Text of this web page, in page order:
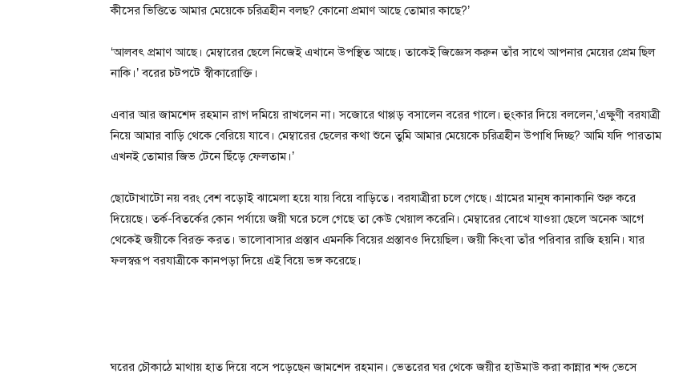
কীসের ভিত্তিতে আমার মেয়েকে চরিত্রহীন বলছ? কোনো প্রমাণ আছে তোমার কাছে?’
‘আলবৎ প্রমাণ আছে। মেম্বারের ছেলে নিজেই এখানে উপস্থিত আছে। তাকেই জিজ্ঞেস করুন তাঁর সাথে আপনার মেয়ের প্রেম ছিল
নাকি।’ বরের চটপটে স্বীকারোক্তি।
এবার আর জামশেদ রহমান রাগ দমিয়ে রাখলেন না। সজোরে থাপ্পড় বসালেন বরের গালে। হুংকার দিয়ে বললেন,’এক্ষুণী বরযাত্রী
নিয়ে আমার বাড়ি থেকে বেরিয়ে যাবে। মেম্বারের ছেলের কথা শুনে তুমি আমার মেয়েকে চরিত্রহীন উপাধি দিচ্ছ? আমি যদি পারতাম
এখনই তোমার জিভ টেনে ছিঁড়ে ফেলতাম।’
ছোটোখাটো নয় বরং বেশ বড়োই ঝামেলা হয়ে যায় বিয়ে বাড়িতে। বরযাত্রীরা চলে গেছে। গ্রামের মানুষ কানাকানি শুরু করে
দিয়েছে। তর্ক-বিতর্কের কোন পর্যায়ে জয়ী ঘরে চলে গেছে তা কেউ খেয়াল করেনি। মেম্বারের বোখে যাওয়া ছেলে অনেক আগে
থেকেই জয়ীকে বিরক্ত করত। ভালোবাসার প্রস্তাব এমনকি বিয়ের প্রস্তাবও দিয়েছিল। জয়ী কিংবা তাঁর পরিবার রাজি হয়নি। যার
ফলস্বরূপ বরযাত্রীকে কানপড়া দিয়ে এই বিয়ে ভঙ্গ করেছে।
ঘরের চৌকাঠে মাথায় হাত দিয়ে বসে পড়েছেন জামশেদ রহমান। ভেতরের ঘর থেকে জয়ীর হাউমাউ করা কান্নার শব্দ ভেসে